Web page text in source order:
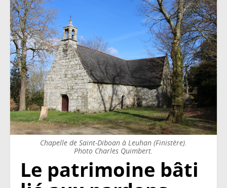
Chapelle de Saint-Diboan à Leuhan (Finistère).
Photo Charles Quimbert.
Le patrimoine bâti